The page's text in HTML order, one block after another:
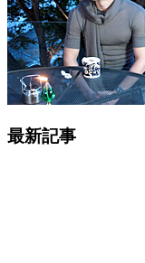
最新記事